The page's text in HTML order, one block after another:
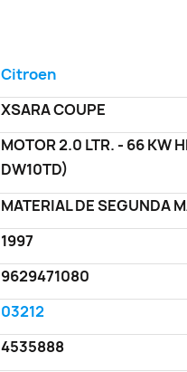
Citroen
XSARA COUPE
MOTOR 2.0 LTR. - 66 KW
DW10TD)
MATERIAL DE SEGUNDA
1997
9629471080
03212
4535888